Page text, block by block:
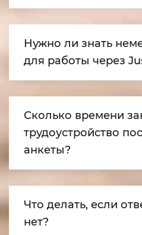
Нужно ли знать
для работы через
Сколько времени
трудоустройство
анкеты?
Что делать, если
нет?